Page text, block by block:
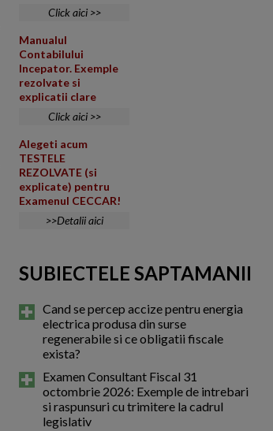
Click aici >>
Manualul
Contabilului
Incepator. Exemple
rezolvate si
explicatii clare
Click aici >>
Alegeti acum
TESTELE
REZOLVATE (si
explicate) pentru
Examenul CECCAR!
>>Detalii aici
SUBIECTELE SAPTAMANII
Cand se percep accize pentru energia
electrica produsa din surse
regenerabile si ce obligatii fiscale
exista?
Examen Consultant Fiscal 31
octombrie 2026: Exemple de intrebari
si raspunsuri cu trimitere la cadrul
legislativ